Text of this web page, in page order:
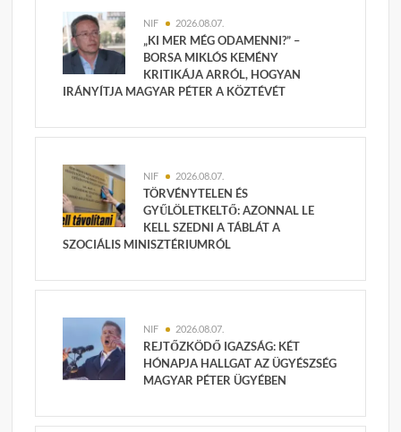
NIF 2026.08.07.
„KI MER MÉG ODAMENNI?” –
BORSA MIKLÓS KEMÉNY
KRITIKÁJA ARRÓL, HOGYAN
IRÁNYÍTJA MAGYAR PÉTER A KÖZTÉVÉT
NIF 2026.08.07.
TÖRVÉNYTELEN ÉS
GYŰLÖLETKELTŐ: AZONNAL LE
KELL SZEDNI A TÁBLÁT A
SZOCIÁLIS MINISZTÉRIUMRÓL
NIF 2026.08.07.
REJTŐZKÖDŐ IGAZSÁG: KÉT
HÓNAPJA HALLGAT AZ ÜGYÉSZSÉG
MAGYAR PÉTER ÜGYÉBEN